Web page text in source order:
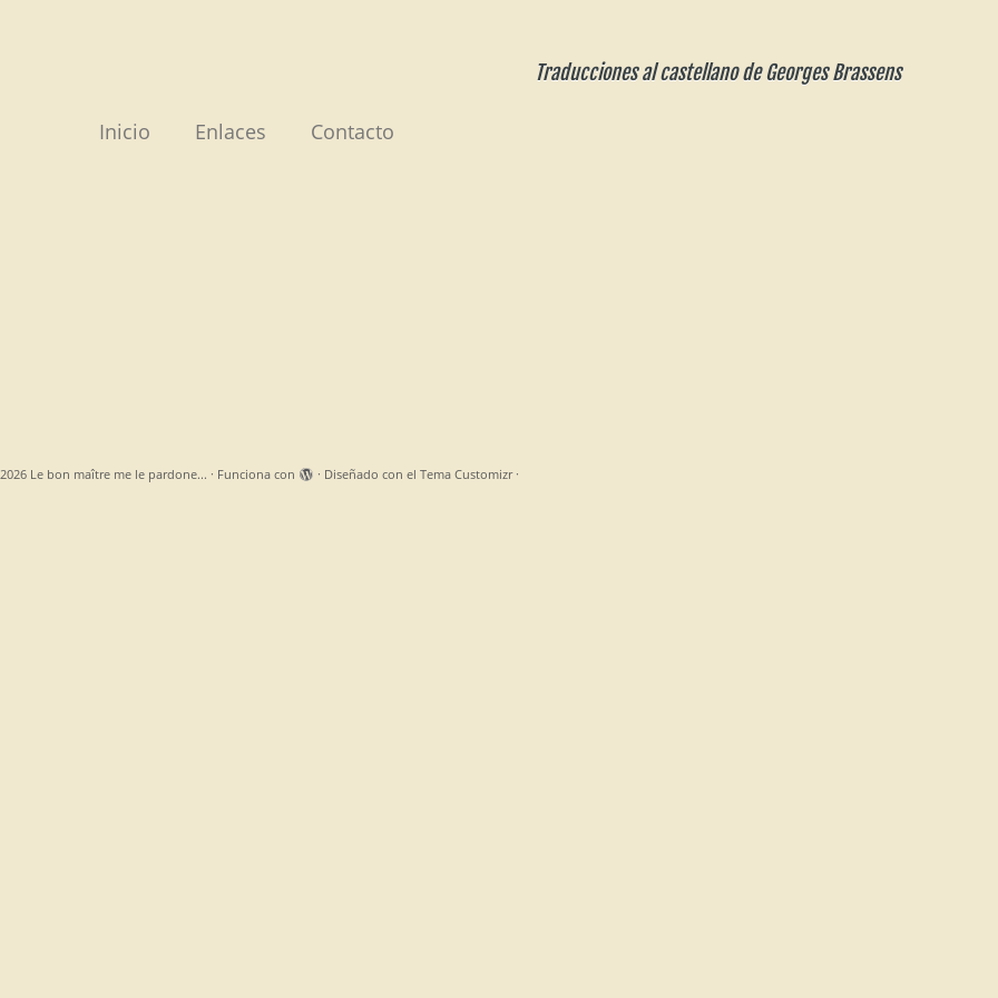
Traducciones al castellano de Georges Brassens
Inicio Enlaces Contacto
Le bon maître me le pardone... · Funciona con · Diseñado con el Tema Customizr·